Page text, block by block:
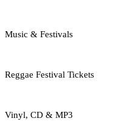
Music & Festivals
Reggae Festival Tickets
Vinyl, CD & MP3